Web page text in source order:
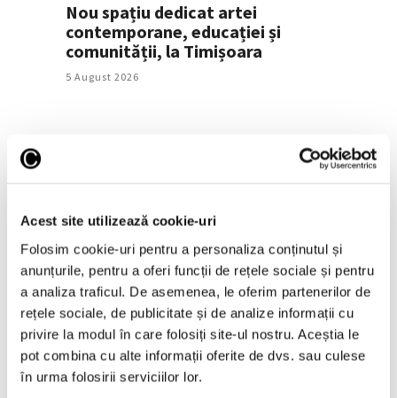
Acest site utilizează cookie-uri
Folosim cookie-uri pentru a personaliza conținutul și
anunțurile, pentru a oferi funcții de rețele sociale și pentru
a analiza traficul. De asemenea, le oferim partenerilor de
rețele sociale, de publicitate și de analize informații cu
privire la modul în care folosiți site-ul nostru. Aceștia le
pot combina cu alte informații oferite de dvs. sau culese
în urma folosirii serviciilor lor.
Nou spațiu dedicat artei
contemporane, educației și
comunității, la Timișoara
5 August 2026
Jeff Koons, la Muzeul de Artă
Cicladică din Atena
5 August 2026